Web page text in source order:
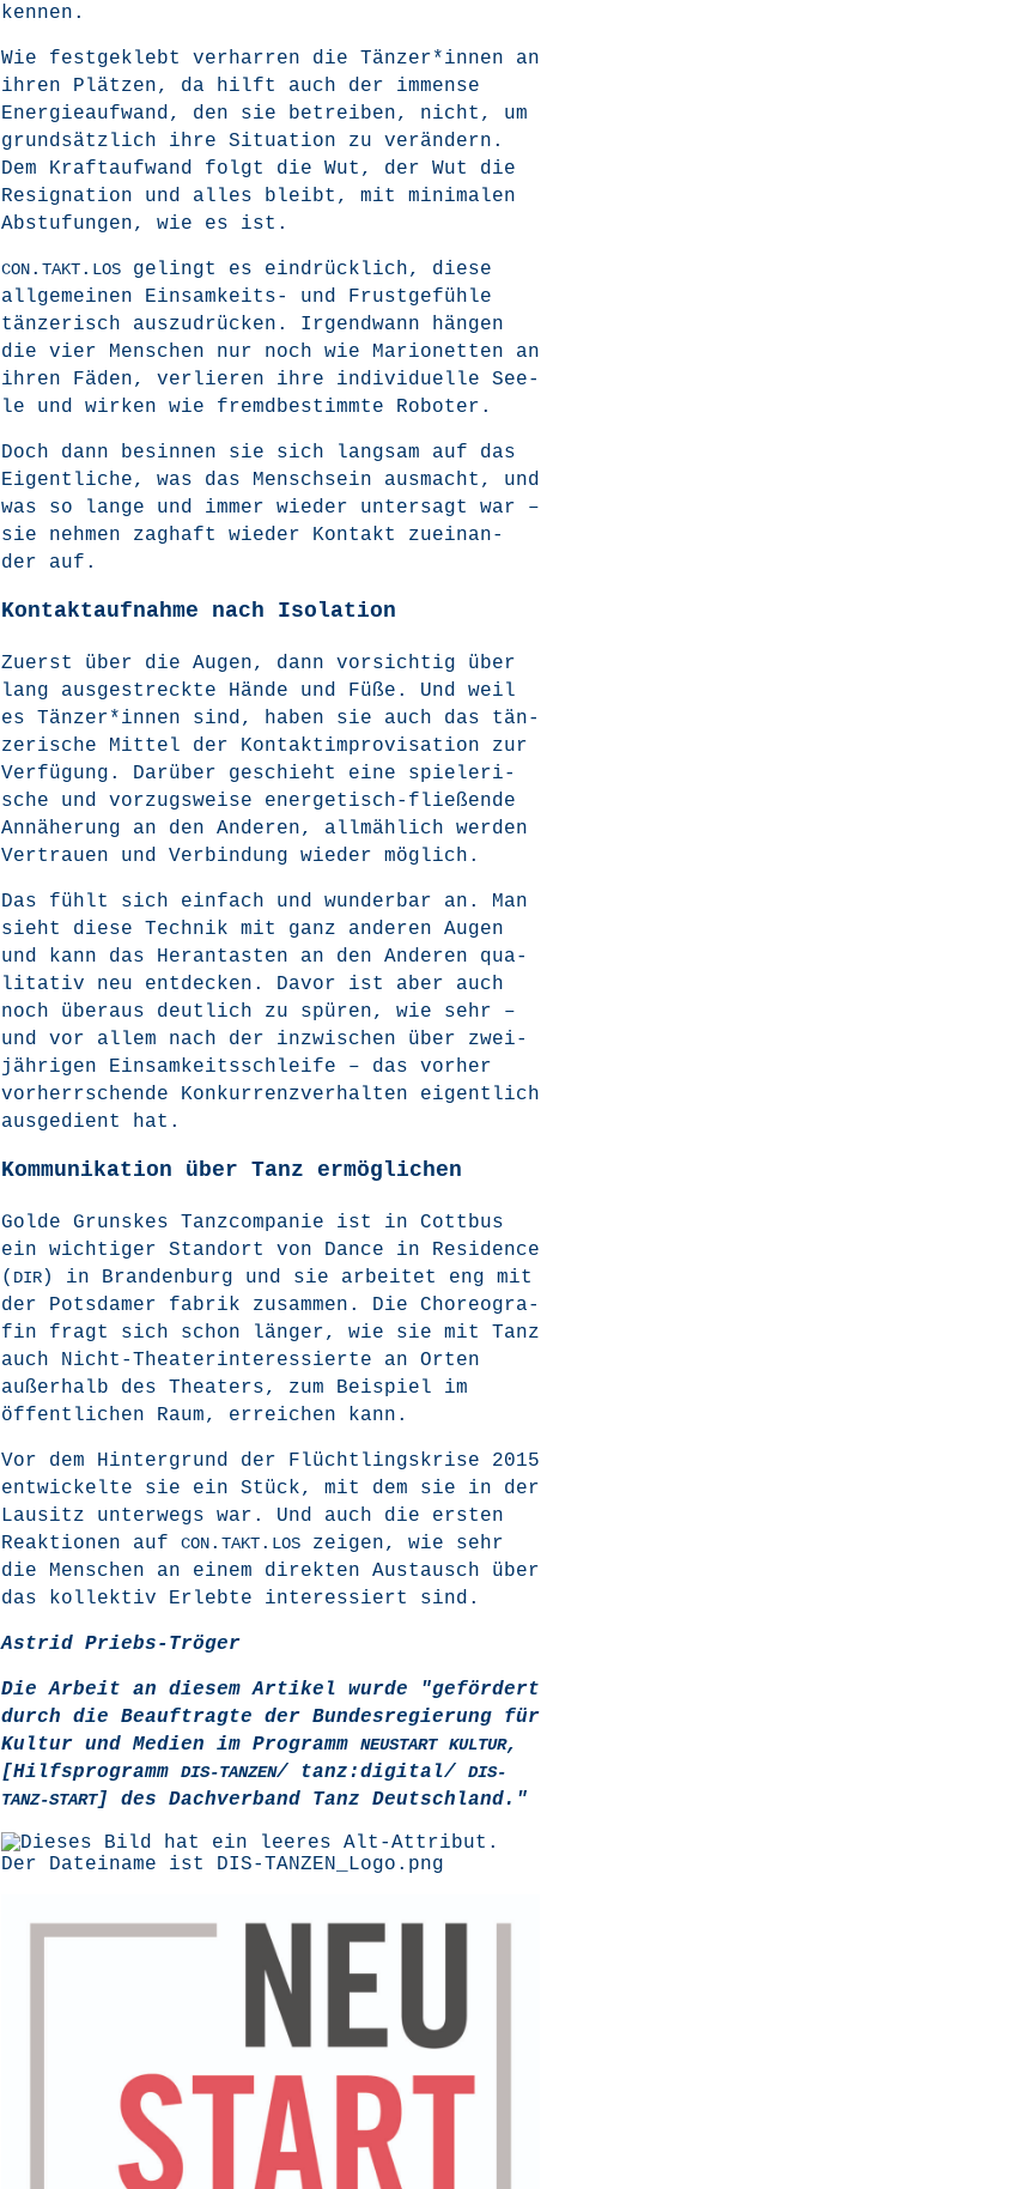
kennen.
Wie fest­ge­klebt ver­har­ren die Tänzer*innen an
ihren Plät­zen, da hilft auch der immense
Ener­gie­auf­wand, den sie betrei­ben, nicht, um
grund­sätz­lich ihre Situa­ti­on zu ver­än­dern.
Dem Kraft­auf­wand folgt die Wut, der Wut die
Resi­gna­ti­on und alles bleibt, mit mini­ma­len
Abstu­fun­gen, wie es ist.
CON. TAKT. LOS gelingt es ein­drück­lich, die­se
all­ge­mei­nen Ein­sam­keits- und Frust­ge­füh­le
tän­ze­risch aus­zu­drü­cken. Irgend­wann hän­gen
die vier Men­schen nur noch wie Mario­net­ten an
ihren Fäden, ver­lie­ren ihre indi­vi­du­el­le See­
le und wir­ken wie fremd­be­stimm­te Roboter.
Doch dann besin­nen sie sich lang­sam auf das
Eigent­li­che, was das Mensch­sein aus­macht, und
was so lan­ge und immer wie­der unter­sagt war –
sie neh­men zag­haft wie­der Kon­takt zuein­an­
der auf.
Kontaktaufnahme nach Isolation
Zuerst über die Augen, dann vor­sich­tig über
lang aus­ge­streck­te Hän­de und Füße. Und weil
es Tänzer*innen sind, haben sie auch das tän­
ze­ri­sche Mit­tel der Kon­takt­im­pro­vi­sa­ti­on zur
Ver­fü­gung. Dar­über geschieht eine spie­le­ri­
sche und vor­zugs­wei­se ener­ge­tisch-flie­ßen­de
Annä­he­rung an den Ande­ren, all­mäh­lich wer­den
Ver­trau­en und Ver­bin­dung wie­der möglich.
Das fühlt sich ein­fach und wun­der­bar an. Man
sieht die­se Tech­nik mit ganz ande­ren Augen
und kann das Her­an­tas­ten an den Ande­ren qua­
li­ta­tiv neu ent­de­cken. Davor ist aber auch
noch über­aus deut­lich zu spü­ren, wie sehr –
und vor allem nach der inzwi­schen über zwei­
jäh­ri­gen Ein­sam­keits­schlei­fe – das vor­her
vor­herr­schen­de Kon­kur­renz­ver­hal­ten eigent­lich
aus­ge­dient hat.
Kommunikation über Tanz ermöglichen
Gol­de Grunskes Tanz­com­pa­nie ist in Cott­bus
ein wich­ti­ger Stand­ort von Dance in Resi­dence
( DIR) in Bran­den­burg und sie arbei­tet eng mit
der Pots­da­mer fabrik zusam­men. Die Cho­reo­gra­
fin fragt sich schon län­ger, wie sie mit Tanz
auch Nicht-Thea­ter­in­ter­es­sier­te an Orten
außer­halb des Thea­ters, zum Bei­spiel im
öffent­li­chen Raum, errei­chen kann.
Vor dem Hin­ter­grund der Flücht­lings­kri­se 2015
ent­wi­ckel­te sie ein Stück, mit dem sie in der
Lau­sitz unter­wegs war. Und auch die ers­ten
Reak­tio­nen auf CON. TAKT. LOS zei­gen, wie sehr
die Men­schen an einem direk­ten Aus­tausch über
das kol­lek­tiv Erleb­te inter­es­siert sind.
Astrid Priebs-Trö­ger
Die Arbeit an die­sem Arti­kel wur­de "geför­dert
durch die Beauf­trag­te der Bun­des­re­gie­rung für
Kul­tur und Medi­en im Pro­gramm NEUSTART KULTUR,
[Hilfs­pro­gramm DIS-TANZEN/ tanz:digital/ DIS-
TANZ-START] des Dach­ver­band Tanz Deutschland."